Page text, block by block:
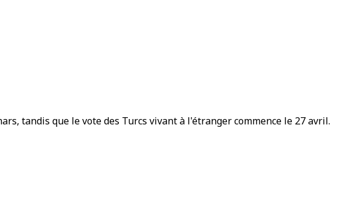
tandis que le vote des Turcs vivant à l'étranger commence le 27 avril.